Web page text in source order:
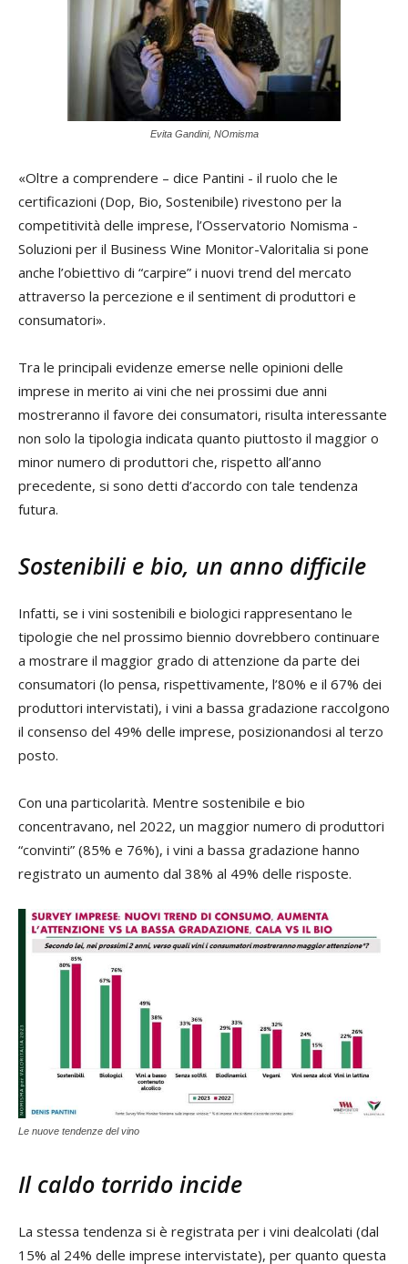
Evita Gandini, NOmisma
«Oltre a comprendere – dice Pantini - il ruolo che le
certificazioni (Dop, Bio, Sostenibile) rivestono per la
competitività delle imprese, l’Osservatorio Nomisma -
Soluzioni per il Business Wine Monitor-Valoritalia si pone
anche l’obiettivo di “carpire” i nuovi trend del mercato
attraverso la percezione e il sentiment di produttori e
consumatori».
Tra le principali evidenze emerse nelle opinioni delle
imprese in merito ai vini che nei prossimi due anni
mostreranno il favore dei consumatori, risulta interessante
non solo la tipologia indicata quanto piuttosto il maggior o
minor numero di produttori che, rispetto all’anno
precedente, si sono detti d’accordo con tale tendenza
futura.
Sostenibili e bio, un anno difficile
Infatti, se i vini sostenibili e biologici rappresentano le
tipologie che nel prossimo biennio dovrebbero continuare
a mostrare il maggior grado di attenzione da parte dei
consumatori (lo pensa, rispettivamente, l’80% e il 67% dei
produttori intervistati), i vini a bassa gradazione raccolgono
il consenso del 49% delle imprese, posizionandosi al terzo
posto.
Con una particolarità. Mentre sostenibile e bio
concentravano, nel 2022, un maggior numero di produttori
“convinti” (85% e 76%), i vini a bassa gradazione hanno
registrato un aumento dal 38% al 49% delle risposte.
Le nuove tendenze del vino
Il caldo torrido incide
La stessa tendenza si è registrata per i vini dealcolati (dal
15% al 24% delle imprese intervistate), per quanto questa